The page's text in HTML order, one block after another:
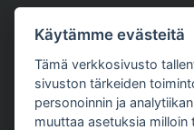
Käytämme evästeitä
Tämä verkkosivusto
sivuston tärkeiden
personoinnin ja
muuttaa asetuksia milloin